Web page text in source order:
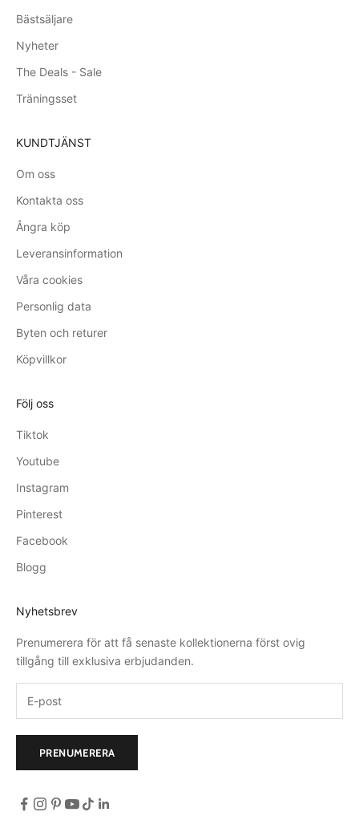
Bästsäljare
Nyheter
The Deals - Sale
Träningsset
KUNDTJÄNST
Om oss
Kontakta oss
Ångra köp
Leveransinformation
Våra cookies
Personlig data
Byten och returer
Köpvillkor
Följ oss
Tiktok
Youtube
Instagram
Pinterest
Facebook
Blogg
Nyhetsbrev
Prenumerera för att få senaste kollektionerna först ovig
tillgång till exklusiva erbjudanden.
PRENUMERERA